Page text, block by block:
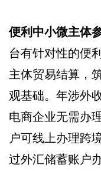
便利中小微主体
台有针对性的便
主体贸易结算，
观基础。年涉外
电商企业无需办
户可线上办理跨
过外汇储蓄账户